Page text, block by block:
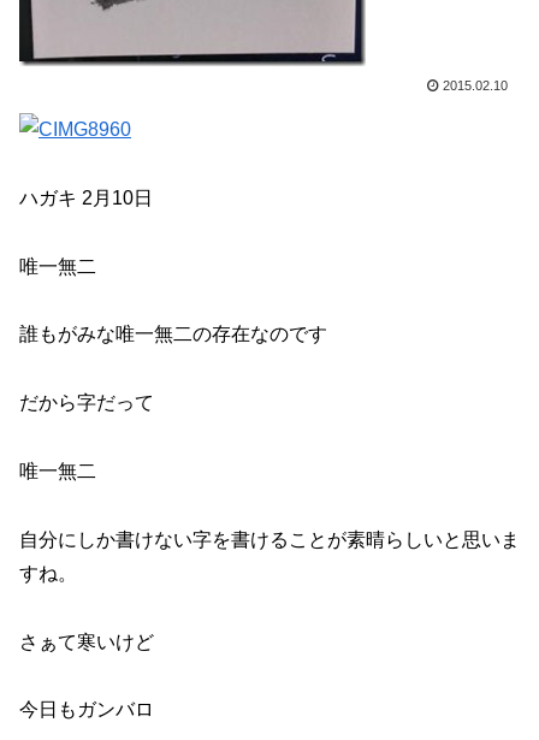
2015.02.10
ハガキ 2月10日
唯一無二
誰もがみな唯一無二の存在なのです
だから字だって
唯一無二
自分にしか書けない字を書けることが素晴らしいと思いま
すね。
さぁて寒いけど
今日もガンバロ